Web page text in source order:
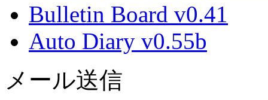
Bulletin Board v0.41
Auto Diary v0.55b
メール送信